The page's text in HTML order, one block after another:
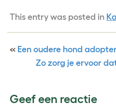
This entry was posted in
« Een oudere hond
Zo zorg je ervoor
Geef een reactie